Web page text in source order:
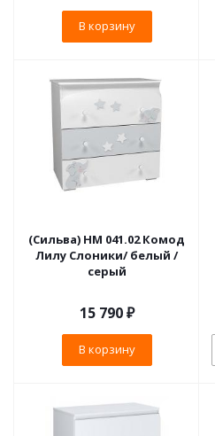
В корзину
(Сильва) НМ 041.02 Комод
Лилу Слоники/ белый /
серый
15 790₽
В корзину